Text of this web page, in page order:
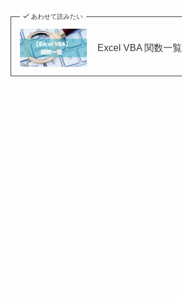
あわせて読みたい
Excel VBA 関数一覧